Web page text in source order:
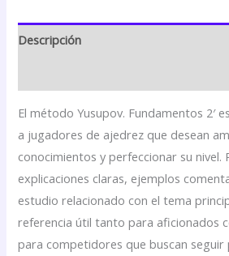
Descripción
El método Yusupov. Fundamentos 2′
a jugadores de ajedrez que desean
conocimientos y perfeccionar su nivel.
explicaciones claras, ejemplos
estudio relacionado con el tema
referencia útil tanto para aficionados
para competidores que buscan seguir